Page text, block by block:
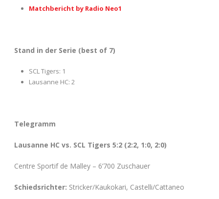
Matchbericht by Radio Neo1
Stand in der Serie (best of 7)
SCL Tigers: 1
Lausanne HC: 2
Telegramm
Lausanne HC vs. SCL Tigers 5:2 (2:2, 1:0, 2:0)
Centre Sportif de Malley – 6’700 Zuschauer
Schiedsrichter: Stricker/Kaukokari, Castelli/Cattaneo